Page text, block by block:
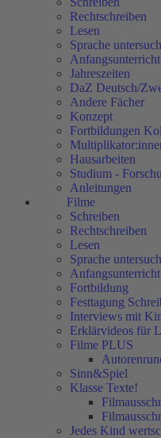
Rechtschreiben
Lesen
Sprache
Anfangsunterricht
Jahreszeiten
DaZ Deutsch/
Andere Fächer
Konzept
Fortbildungen
Hausarbeiten
Studium -
Anleitungen
Filme
Schreiben
Rechtschreiben
Lesen
Sprache
Anfangsunterricht
Fortbildung
Festtagung
Interviews mit
Erklärvideos für
Filme PLUS
Sinn&Spiel
Klasse Texte!
Jedes Kind